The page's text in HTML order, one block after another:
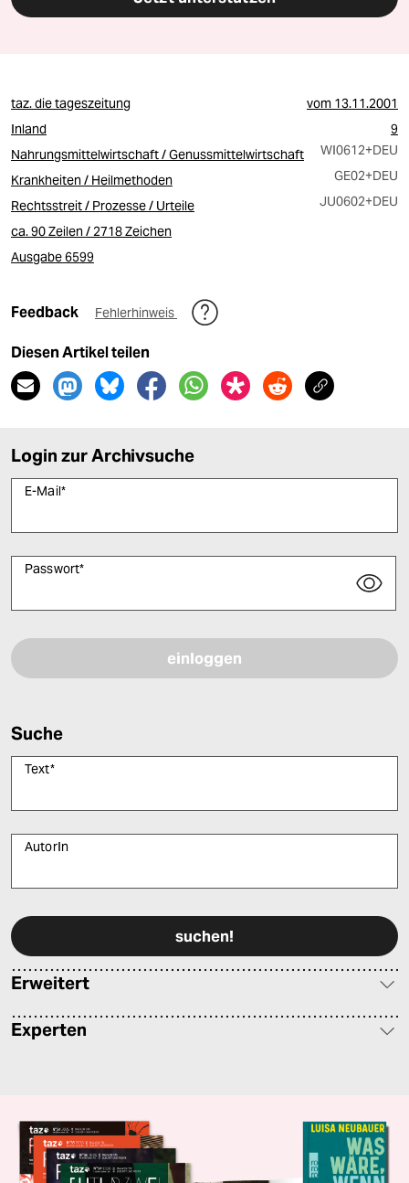
taz. die tageszeitung vom 13.11.2001
Inland
9
Nahrungsmittelwirtschaft / Genussmittelwirtschaft
WI0612+DEU
Krankheiten / Heilmethoden
GE02+DEU
Rechtsstreit / Prozesse / Urteile
JU0602+DEU
ca. 90 Zeilen / 2718 Zeichen
Ausgabe 6599
Feedback Fehlerhinweis
Diesen Artikel teilen
Login zur Archivsuche
E-Mail*
Passwort*
Suche
Text*
AutorIn
Erweitert
Experten